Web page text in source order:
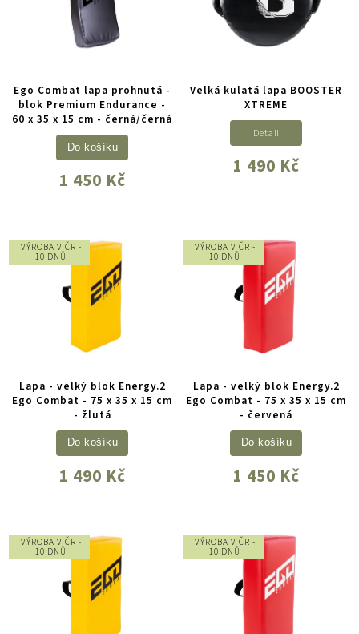
Ego Combat lapa prohnutá -
blok Premium Endurance -
60 x 35 x 15 cm - černá/černá
1 450 Kč
Do košíku
Velká kulatá lapa BOOSTER
XTREME
1 490 Kč
Detail
VÝROBA V ČR -
10 DNŮ
Lapa - velký blok Energy.2
Ego Combat - 75 x 35 x 15 cm
- žlutá
1 490 Kč
Do košíku
VÝROBA V ČR -
10 DNŮ
Lapa - velký blok Energy.2
Ego Combat - 75 x 35 x 15 cm
- červená
1 450 Kč
Do košíku
VÝROBA V ČR -
10 DNŮ
VÝROBA V ČR -
10 DNŮ